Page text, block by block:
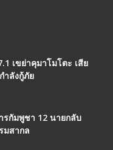
เขย่าคุมาโมโตะ เสีย
ำลังกู้ภัย
รกัมพูชา 12 นายกลับ
มสากล